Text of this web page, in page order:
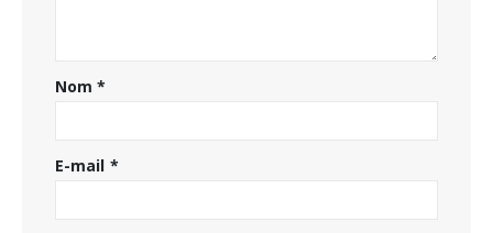
Nom*
E-mail *